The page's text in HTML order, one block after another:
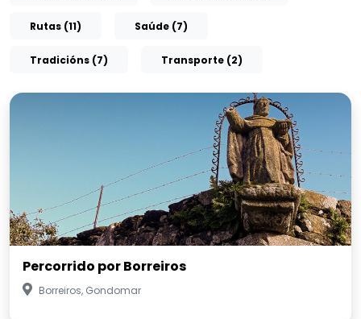
Rutas (11) Saúde (7)
Tradicións (7) Transporte (2)
Percorrido por Borreiros
Borreiros, Gondomar